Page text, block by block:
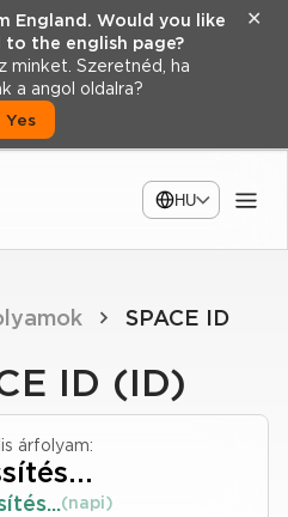
England. Would you like
the english page?
minket. Szeretnéd, ha
a angol oldalra?
Yes
✕
HU
SPACE ID
ID (ID)
árfolyam:
(napi)